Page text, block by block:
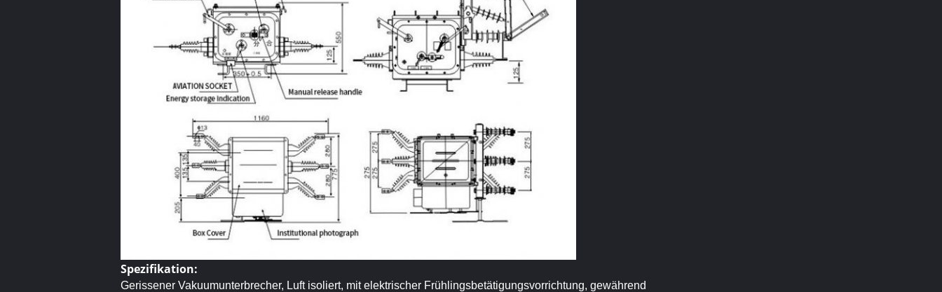
Spezifikation:
Gerissener Vakuumunterbrecher, Luft isoliert, mit elektrischer Frühlingsbetätigungsvorrichtung, gewährend